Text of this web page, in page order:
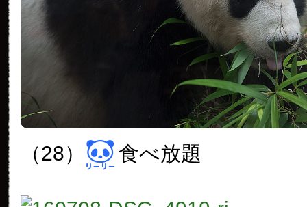
（28） 食べ放題